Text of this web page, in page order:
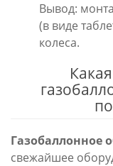
Вывод:
(в виде
колеса.
Газобаллонное
свежайшее